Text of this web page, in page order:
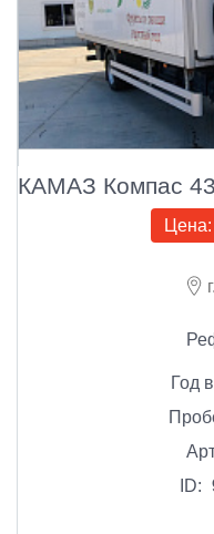
КАМАЗ Компас
Цена:
Год
ID: